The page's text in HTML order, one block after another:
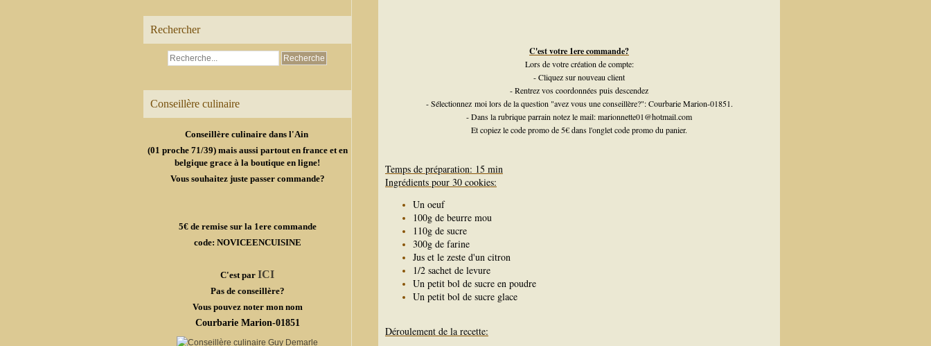
Rechercher
Conseillère culinaire
Conseillère culinaire dans l'Ain
(01 proche 71/39) mais aussi partout en france et en
belgique grace à la boutique en ligne!
Vous souhaitez juste passer commande?
5€ de remise sur la 1ere commande
code: NOVICEENCUISINE
C'est par ICI
Pas de conseillère?
Vous pouvez noter mon nom
Courbarie Marion-01851
C'est votre 1ere commande?
Lors de votre création de compte:
- Cliquez sur nouveau client
- Rentrez vos coordonnées puis descendez
- Sélectionnez moi lors de la question "avez vous une conseillère?": Courbarie Marion-01851.
- Dans la rubrique parrain notez le mail: marionnette01@hotmail.com
Et copiez le code promo de 5€ dans l'onglet code promo du panier.
Temps de préparation: 15 min
Ingrédients pour 30 cookies:
Un oeuf
100g de beurre mou
110g de sucre
300g de farine
Jus et le zeste d'un citron
1/2 sachet de levure
Un petit bol de sucre en poudre
Un petit bol de sucre glace
Déroulement de la recette: